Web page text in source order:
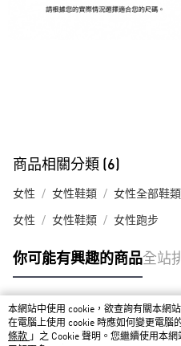
商品相關分類 (6)
女性 女性鞋類 女性全部鞋類
女性 女性鞋類 女性跑步
你可能有興趣的商品全站
熱門標籤
本網站中使用 cookie，欲查詢有關本網
在電腦上使用 cookie 時應如何變更電腦
條款 」之 Cookie 聲明。您繼續使用本